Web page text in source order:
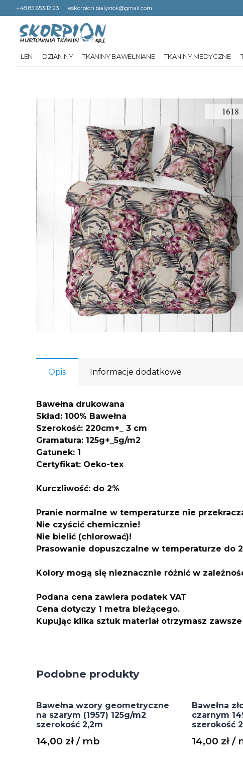
+48 85 653 12 23 eskorpion.bialystok@gmail.com
LEN DZIANINY TKANINY BAWEŁNIANE TKANINY MEDYCZNE
Opis Informacje dodatkowe
Bawełna drukowana
Skład: 100% Bawełna
Szerokość: 220cm+_ 3 cm
Gramatura: 125g+_5g/m2
Gatunek: 1
Certyfikat: Oeko-tex
Kurczliwość: do 2%
Pranie normalne w temperaturze nie
Nie czyścić chemicznie!
Nie bielić (chlorować)!
Prasowanie dopuszczalne w temperaturze do
Kolory mogą się nieznacznie różnić w
Podana cena zawiera podatek VAT
Cena dotyczy 1 metra bieżącego.
Kupując kilka sztuk materiał otrzymasz
Podobne produkty
Bawełna wzory geometryczne
na szarym (1957) 125g/m2
szerokość 2,2m
14,00 zł
Bawełna
czarnym
szerokość
14,00 zł